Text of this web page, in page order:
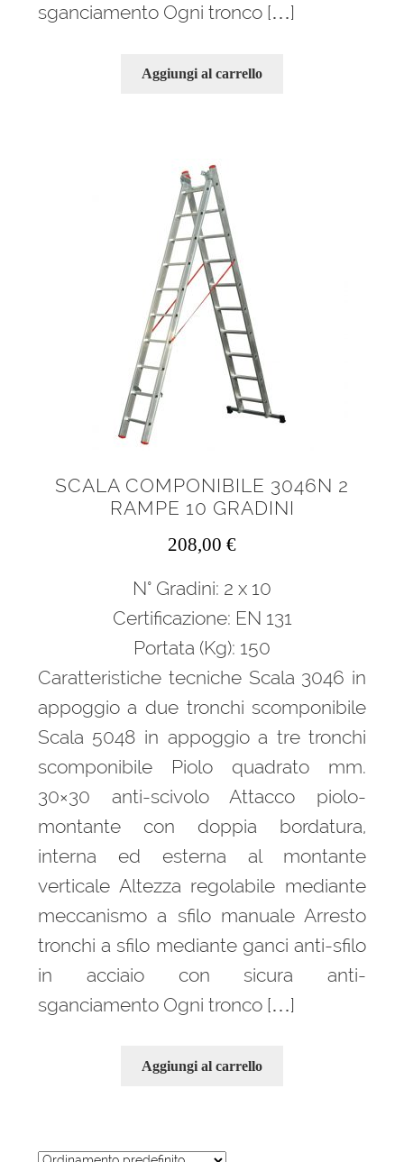
sganciamento Ogni tronco […]
Aggiungi al carrello
SCALA COMPONIBILE 3046N 2
RAMPE 10 GRADINI
208,00 €
N° Gradini: 2 x 10
Certificazione: EN 131
Portata (Kg): 150
Caratteristiche tecniche Scala 3046 in
appoggio a due tronchi scomponibile
Scala 5048 in appoggio a tre tronchi
scomponibile Piolo quadrato mm.
30×30 anti-scivolo Attacco piolo-
montante con doppia bordatura,
interna ed esterna al montante
verticale Altezza regolabile mediante
meccanismo a sfilo manuale Arresto
tronchi a sfilo mediante ganci anti-sfilo
in acciaio con sicura anti-
sganciamento Ogni tronco […]
Aggiungi al carrello